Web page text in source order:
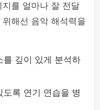
를 얼마나 잘 전달
해선 음악 해석력을
를 깊이 있게 분석하
록 연기 연습을 병